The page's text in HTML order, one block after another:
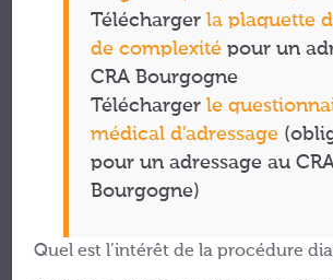
Téléchargerla plaquette
de complexité pour un
CRA Bourgogne
Téléchargerle
médical d’adressage
pour un adressage au
Bourgogne)
Quel est l’intérêt de la procédure